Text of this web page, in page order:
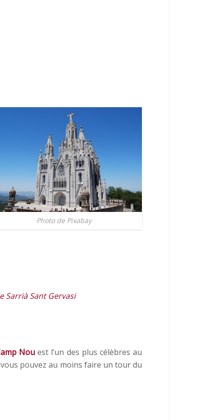
Photo de Pixabay
Sarrià Sant Gervasi
Nou est l’un des plus célèbres au
vous pouvez au moins faire un tour du